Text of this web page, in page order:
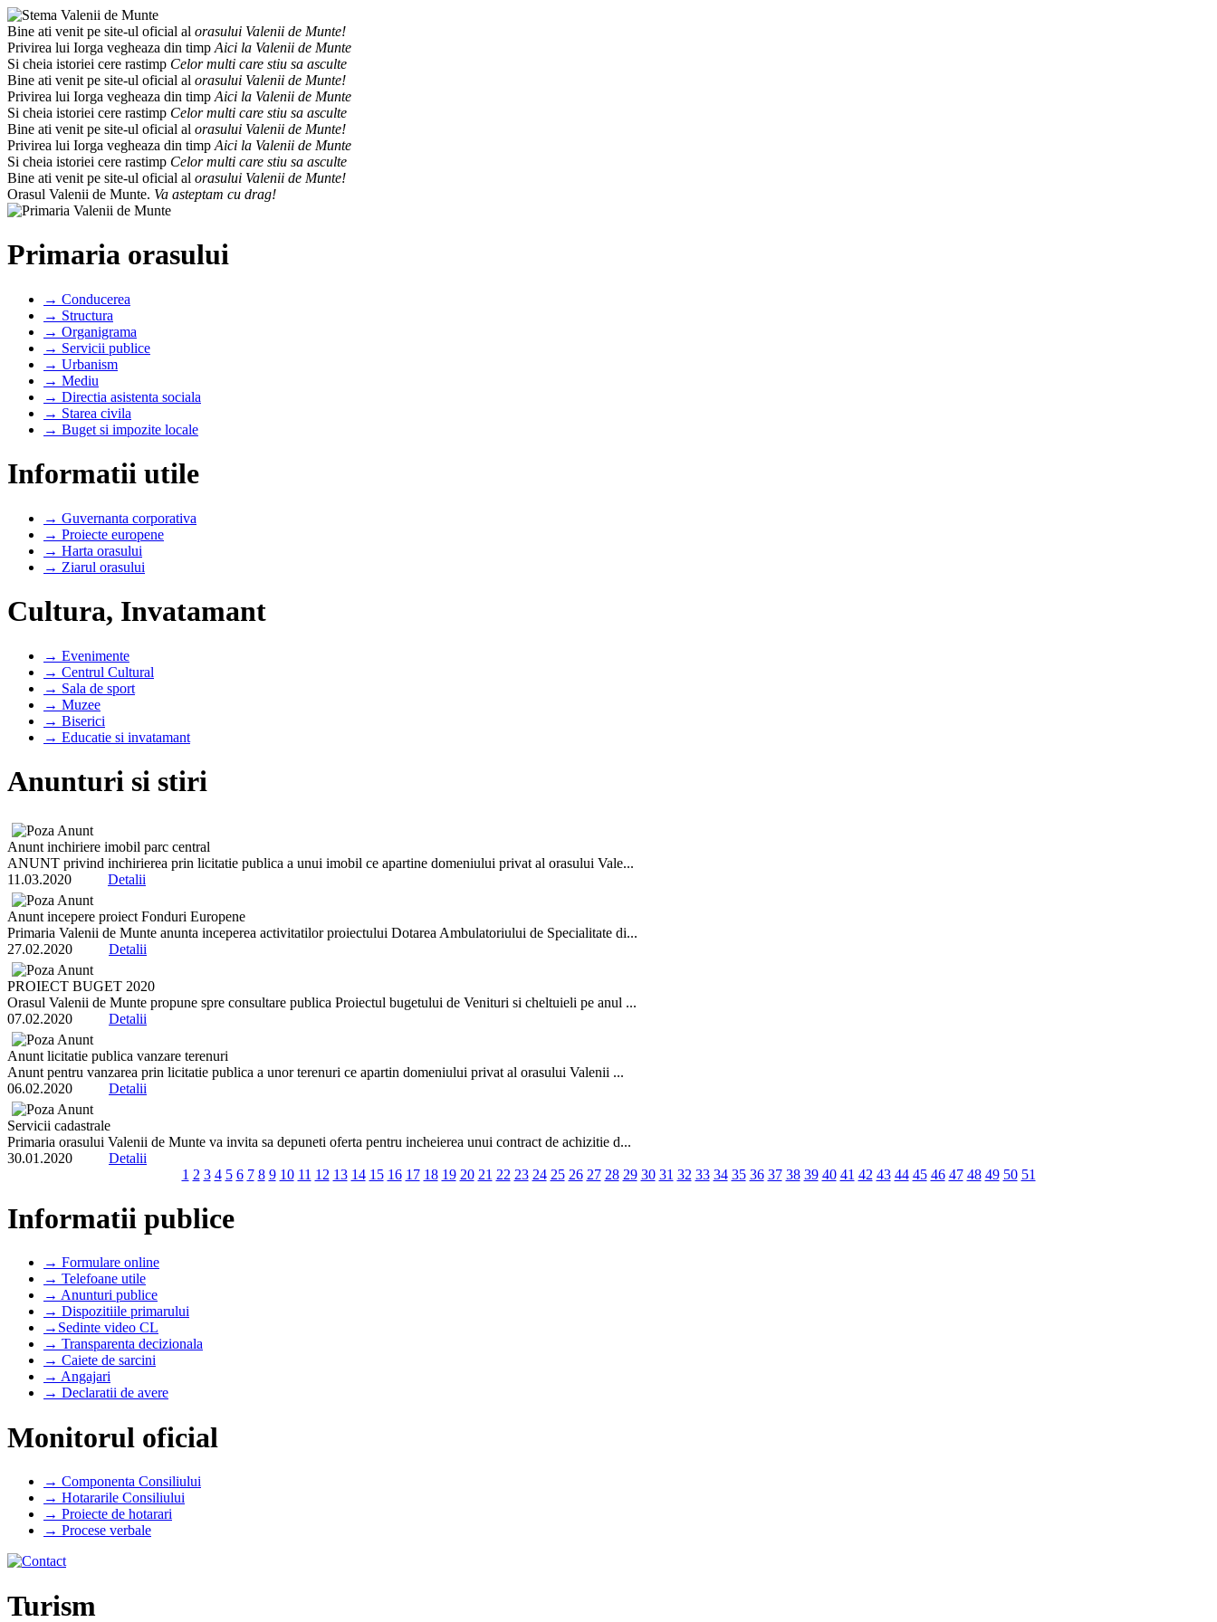
Bine ati venit pe site-ul oficial al orasului Valenii de Munte!
Privirea lui Iorga vegheaza din timp Aici la Valenii de Munte
Si cheia istoriei cere rastimp Celor multi care stiu sa asculte
Bine ati venit pe site-ul oficial al orasului Valenii de Munte!
Privirea lui Iorga vegheaza din timp Aici la Valenii de Munte
Si cheia istoriei cere rastimp Celor multi care stiu sa asculte
Bine ati venit pe site-ul oficial al orasului Valenii de Munte!
Privirea lui Iorga vegheaza din timp Aici la Valenii de Munte
Si cheia istoriei cere rastimp Celor multi care stiu sa asculte
Bine ati venit pe site-ul oficial al orasului Valenii de Munte!
Orasul Valenii de Munte. Va asteptam cu drag!
Primaria orasului
→ Conducerea
→ Structura
→ Organigrama
→ Servicii publice
→ Urbanism
→ Mediu
→ Directia asistenta sociala
→ Starea civila
→ Buget si impozite locale
Informatii utile
→ Guvernanta corporativa
→ Proiecte europene
→ Harta orasului
→ Ziarul orasului
Cultura, Invatamant
→ Evenimente
→ Centrul Cultural
→ Sala de sport
→ Muzee
→ Biserici
→ Educatie si invatamant
Anunturi si stiri
Anunt inchiriere imobil parc central
ANUNT privind inchirierea prin licitatie publica a unui imobil ce apartine domeniului privat al orasului Vale...
11.03.2020 Detalii
Anunt incepere proiect Fonduri Europene
Primaria Valenii de Munte anunta inceperea activitatilor proiectului Dotarea Ambulatoriului de Specialitate di...
27.02.2020 Detalii
PROIECT BUGET 2020
Orasul Valenii de Munte propune spre consultare publica Proiectul bugetului de Venituri si cheltuieli pe anul ...
07.02.2020 Detalii
Anunt licitatie publica vanzare terenuri
Anunt pentru vanzarea prin licitatie publica a unor terenuri ce apartin domeniului privat al orasului Valenii ...
06.02.2020 Detalii
Servicii cadastrale
Primaria orasului Valenii de Munte va invita sa depuneti oferta pentru incheierea unui contract de achizitie d...
30.01.2020 Detalii
1 2 3 4 5 6 7 8 9 10 11 12 13 14 15 16 17 18 19 20 21 22 23 24 25 26 27 28 29 30 31 32 33 34 35 36 37 38 39 40 41 42 43 44 45 46 47 48 49 50 51
Informatii publice
→ Formulare online
→ Telefoane utile
→ Anunturi publice
→ Dispozitiile primarului
→Sedinte video CL
→ Transparenta decizionala
→ Caiete de sarcini
→ Angajari
→ Declaratii de avere
Monitorul oficial
→ Componenta Consiliului
→ Hotararile Consiliului
→ Proiecte de hotarari
→ Procese verbale
Turism